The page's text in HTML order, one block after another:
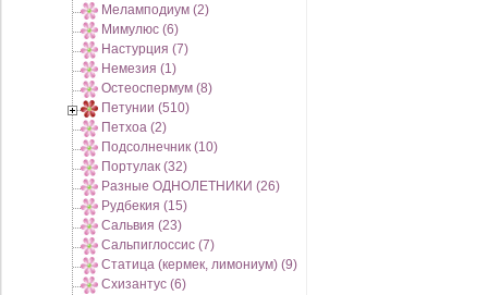
Меламподиум (2)
Мимулюс (6)
Настурция (7)
Немезия (1)
Остеоспермум (8)
Петунии (510)
Петхоа (2)
Подсолнечник (10)
Портулак (32)
Разные ОДНОЛЕТНИКИ (26)
Рудбекия (15)
Сальвия (23)
Сальпиглоссис (7)
Статица (кермек, лимониум) (9)
Схизантус (6)